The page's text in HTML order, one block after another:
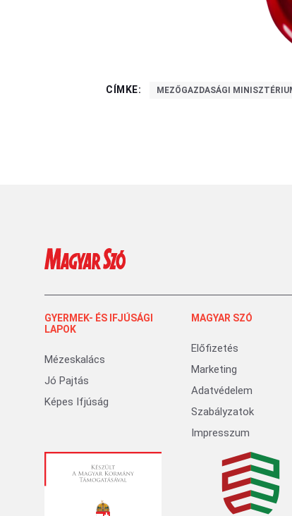
CÍMKE: MEZŐGAZDASÁGI
GYERMEK- ÉS IFJÚSÁGI
LAPOK
Mézeskalács
Jó Pajtás
Képes Ifjúság
MAGYAR SZÓ
Előfizetés
Marketing
Adatvédelem
Szabályzatok
Impresszum